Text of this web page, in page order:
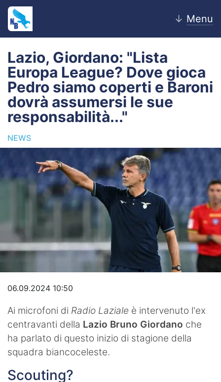
↓ Menu
Home
News
Editoriale
Pagelle
Settore Giovanile
Lazio Women
Video
Lazio, Giordano: "Lista
Europa League? Dove gioca
Pedro siamo coperti e Baroni
dovrà assumersi le sue
responsabilità..."
NEWS
06.09.2024 10:50
Ai microfoni di Radio Laziale è intervenuto l'ex
centravanti della Lazio Bruno Giordano che
ha parlato di questo inizio di stagione della
squadra biancoceleste.
Scouting?